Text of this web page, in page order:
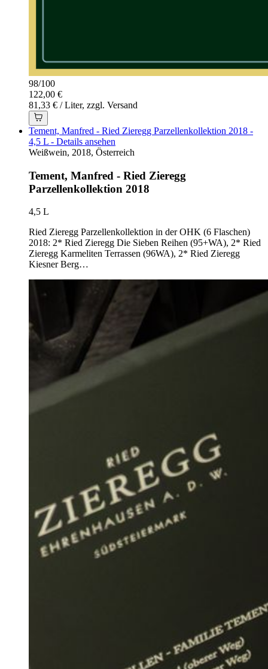
98/100
122,00 €
81,33 € / Liter, zzgl. Versand
Tement, Manfred - Ried Zieregg Parzellenkollektion 2018 -
4,5 L - Details ansehen
Weißwein, 2018, Österreich
Tement, Manfred - Ried Zieregg
Parzellenkollektion 2018
4,5 L
Ried Zieregg Parzellenkollektion in der OHK (6 Flaschen)
2018: 2* Ried Zieregg Die Sieben Reihen (95+WA), 2* Ried
Zieregg Karmeliten Terrassen (96WA), 2* Ried Zieregg
Kiesner Berg…